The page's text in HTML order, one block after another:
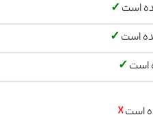
است ✓
است ✓
است ✓
است☓